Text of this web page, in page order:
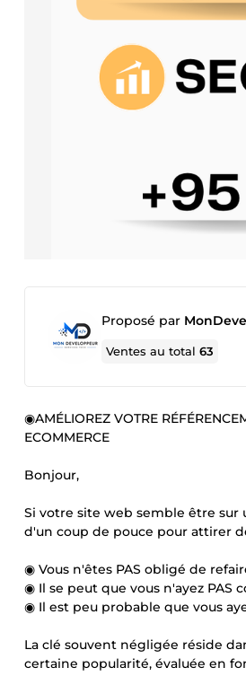
Proposé par
Ventes au total63
◉AMÉLIOREZ VOTRE
ECOMMERCE
Bonjour,
Si votre site web semble être
d'un coup de pouce pour attirer
◉ Vous n'êtes PAS obligé de
◉ Il se peut que vous n'ayez PAS
◉ Il est peu probable que vous
La clé souvent négligée réside
certaine popularité, évaluée en